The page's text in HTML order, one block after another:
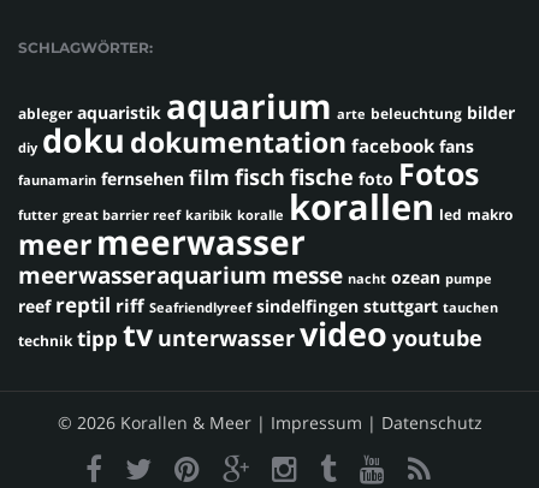
SCHLAGWÖRTER:
ableger aquaristik aquarium arte beleuchtung bilder
diy doku dokumentation facebook fans
faunamarin fernsehen film fisch fische foto Fotos
futter great barrier reef karibik koralle korallen led makro
meermeerwasser
meerwasseraquarium messe nacht ozean pumpe
reef reptil riff Seafriendlyreef sindelfingen stuttgart tauchen
technik tipp tv unterwasservideo youtube
© 2026 Korallen & Meer | Impressum | Datenschutz